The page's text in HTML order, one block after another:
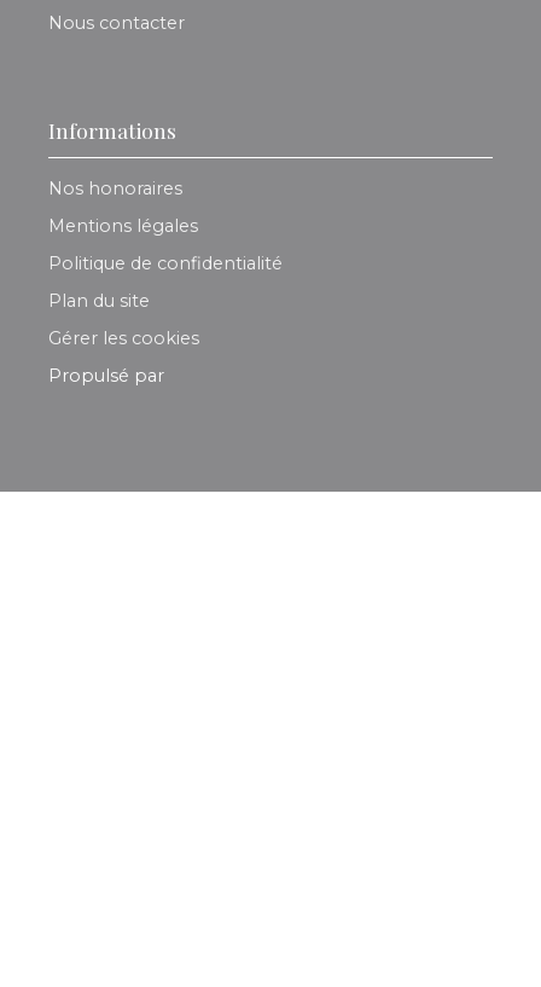
Nous contacter
Informations
Nos honoraires
Mentions légales
Politique de confidentialité
Plan du site
Gérer les cookies
Propulsé par